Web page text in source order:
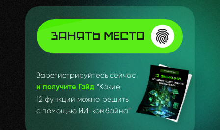
Зарегистрируйтесь сейчас
и получите Гайд “Какие
12 функций можно решить
с помощью ИИ-комбайна”
ЗАНЯТЬ МЕСТО